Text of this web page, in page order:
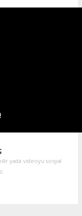
yada videoyu sosyal